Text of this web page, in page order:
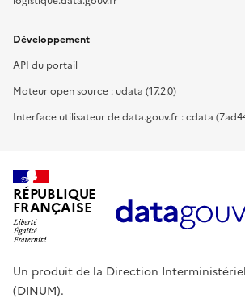
Développement
API du portail
Moteur open source : udata (17.2.0)
Interface utilisateur de data.gouv.fr : cdata
RÉPUBLIQUE
FRANÇAISE
Un produit de la Direction
(DINUM).